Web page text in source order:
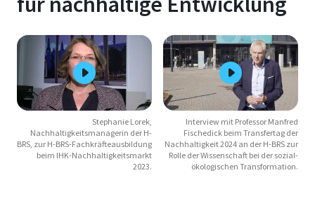
Stephanie Lorek,
Nachhaltigkeitsmanagerin der H-
BRS, zur H-BRS-Fachkräfteausbildung
beim IHK-Nachhaltigkeitsmarkt
2023.
Interview mit Professor Manfred
Fischedick beim Transfertag der
Nachhaltigkeit 2024 an der H-BRS zur
Rolle der Wissenschaft bei der sozial-
ökologischen Transformation.